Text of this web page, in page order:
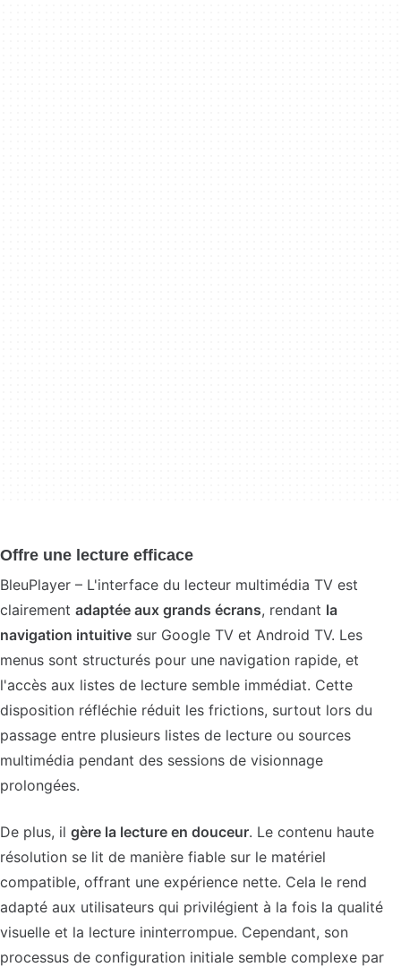
Offre une lecture efficace
BleuPlayer – L'interface du lecteur multimédia TV est
clairement adaptée aux grands écrans, rendant la
navigation intuitive sur Google TV et Android TV. Les
menus sont structurés pour une navigation rapide, et
l'accès aux listes de lecture semble immédiat. Cette
disposition réfléchie réduit les frictions, surtout lors du
passage entre plusieurs listes de lecture ou sources
multimédia pendant des sessions de visionnage
prolongées.
De plus, il gère la lecture en douceur. Le contenu haute
résolution se lit de manière fiable sur le matériel
compatible, offrant une expérience nette. Cela le rend
adapté aux utilisateurs qui privilégient à la fois la qualité
visuelle et la lecture ininterrompue. Cependant, son
processus de configuration initiale semble complexe par